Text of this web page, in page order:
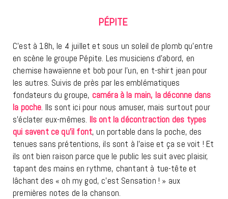
PÉPITE
C’est à 18h, le 4 juillet et sous un soleil de plomb qu’entre
en scène le groupe Pépite. Les musiciens d’abord, en
chemise hawaïenne et bob pour l’un, en t-shirt jean pour
les autres. Suivis de près par les emblématiques
fondateurs du groupe, caméra à la main, la déconne dans
la poche. Ils sont ici pour nous amuser, mais surtout pour
s’éclater eux-mêmes. Ils ont la décontraction des types
qui savent ce qu’il font, un portable dans la poche, des
tenues sans prétentions, ils sont à l’aise et ça se voit ! Et
ils ont bien raison parce que le public les suit avec plaisir,
tapant des mains en rythme, chantant à tue-tête et
lâchant des « oh my god, c’est Sensation ! » aux
premières notes de la chanson.